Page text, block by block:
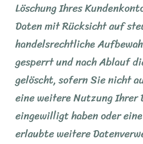
Löschung Ihres
Daten mit Rücksicht auf
handelsrechtliche
gesperrt und nach Ablauf
gelöscht, sofern Sie nicht
eine weitere Nutzung Ihrer
eingewilligt haben oder
erlaubte weitere